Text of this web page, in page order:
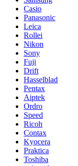
Casio
Panasonic
Leica
Rollei
Nikon
Sony
Fuji
Drift
Hasselblad
Pentax
Aiptek
Ordro
Speed
Ricoh
Contax
Kyocera
Praktica
Toshiba